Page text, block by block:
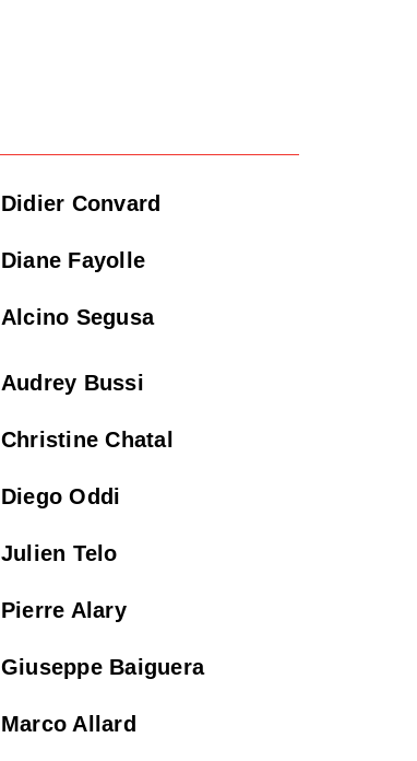
Didier Convard
Diane Fayolle
Alcino Segusa
Audrey Bussi
Christine Chatal
Diego Oddi
Julien Telo
Pierre Alary
Giuseppe Baiguera
Marco Allard